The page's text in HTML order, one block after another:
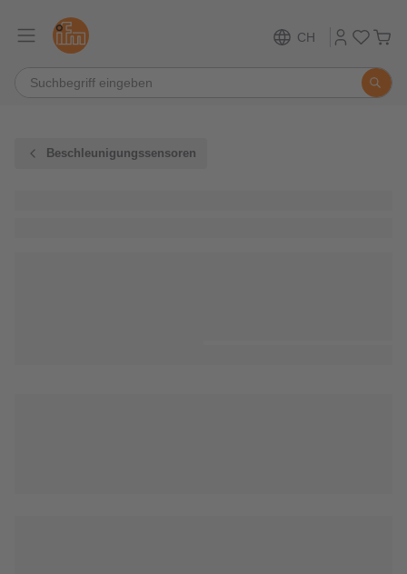
CH
Beschleunigungssensoren